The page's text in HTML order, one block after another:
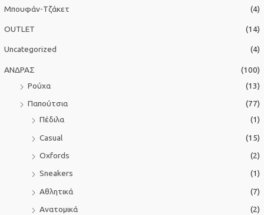
τ
η
Μπουφάν-Τζάκετ (4)
OUTLET (14)
Uncategorized (4)
ΑΝΔΡΑΣ
(100)
Ρούχα
(13)
Παπούτσια
(77)
Πέδιλα
(1)
Casual
(15)
Oxfords
(2)
Sneakers
(1)
Αθλητικά
(7)
Ανατομικά
(2)